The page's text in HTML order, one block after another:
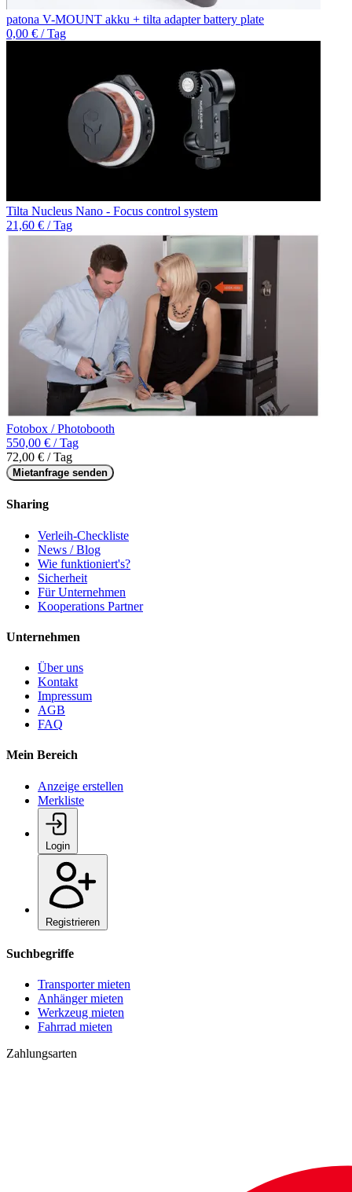
patona V-MOUNT akku + tilta adapter battery plate
0,00 € / Tag
Tilta Nucleus Nano - Focus control system
21,60 € / Tag
Fotobox / Photobooth
550,00 € / Tag
72,00 € / Tag
Mietanfrage senden
Sharing
Verleih-Checkliste
News / Blog
Wie funktioniert's?
Sicherheit
Für Unternehmen
Kooperations Partner
Unternehmen
Über uns
Kontakt
Impressum
AGB
FAQ
Mein Bereich
Anzeige erstellen
Merkliste
Login
Registrieren
Suchbegriffe
Transporter mieten
Anhänger mieten
Werkzeug mieten
Fahrrad mieten
Zahlungsarten